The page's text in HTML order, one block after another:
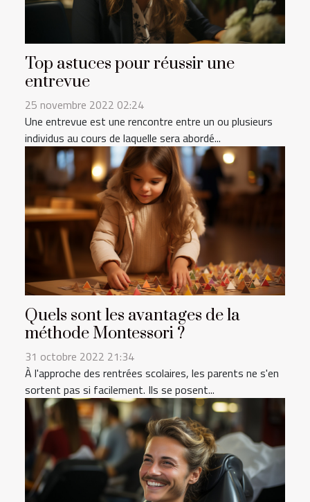
Top astuces pour réussir une
entrevue
25 novembre 2022 02:24
Une entrevue est une rencontre entre un ou plusieurs
individus au cours de laquelle sera abordé...
Quels sont les avantages de la
méthode Montessori ?
31 octobre 2022 21:34
À l'approche des rentrées scolaires, les parents ne s'en
sortent pas si facilement. Ils se posent...